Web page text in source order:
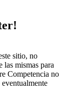
sitio, no
mismas para
Competencia no